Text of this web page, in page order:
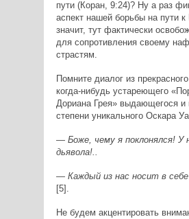
пути (Коран, 9:24)? Ну а раз
аспект нашей борьбы на пути к
значит, тут фактически
для сопротивления своему
страстям.
Помните диалог из
когда-нибудь устареющего
Дориана Грея» выдающегося и
степени уникального Оскара
— Боже, чему я поклонялся! У
дьявола!..
— Каждый из нас носит в себе
[5].
Не будем акцентировать